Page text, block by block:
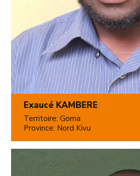
Exaucé KAMBERE
Territoire: Goma
Province: Nord Kivu